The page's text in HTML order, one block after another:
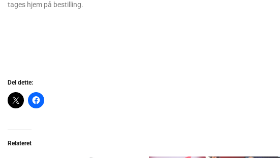
tages hjem på bestilling.
Del dette:
Relateret